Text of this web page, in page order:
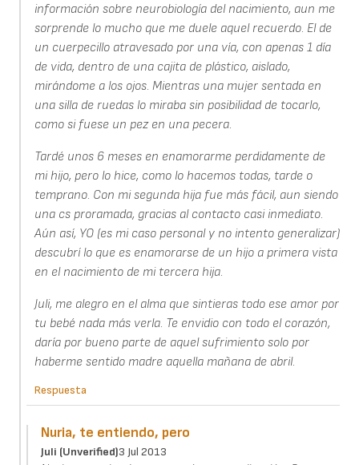
información sobre neurobiología del nacimiento, aun me
sorprende lo mucho que me duele aquel recuerdo. El de
un cuerpecillo atravesado por una vía, con apenas 1 día
de vida, dentro de una cajita de plástico, aislado,
mirándome a los ojos. Mientras una mujer sentada en
una silla de ruedas lo miraba sin posibilidad de tocarlo,
como si fuese un pez en una pecera.
Tardé unos 6 meses en enamorarme perdidamente de
mi hijo, pero lo hice, como lo hacemos todas, tarde o
temprano. Con mi segunda hija fue más fácil, aun siendo
una cs proramada, gracias al contacto casi inmediato.
Aún así, YO (es mi caso personal y no intento generalizar)
descubrí lo que es enamorarse de un hijo a primera vista
en el nacimiento de mi tercera hija.
Juli, me alegro en el alma que sintieras todo ese amor por
tu bebé nada más verla. Te envidio con todo el corazón,
daría por bueno parte de aquel sufrimiento solo por
haberme sentido madre aquella mañana de abril.
Respuesta
Nuria, te entiendo, pero
Juli (unverified)3 Jul 2013